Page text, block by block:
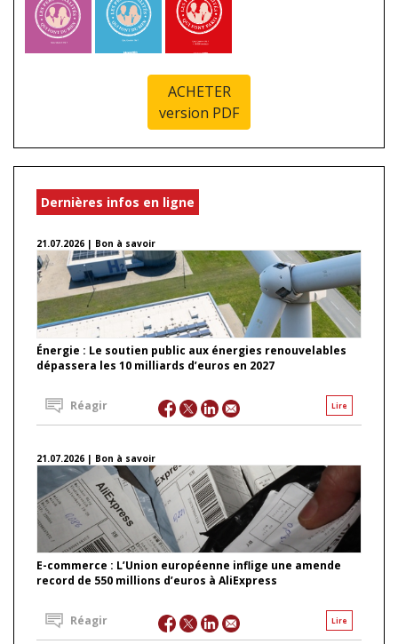
ACHETER
version PDF
Dernières infos en ligne
21.07.2026 | Bon à savoir
Énergie : Le soutien public aux énergies renouvelables
dépassera les 10 milliards d’euros en 2027
Lire
Réagir
21.07.2026 | Bon à savoir
E-commerce : L’Union européenne inflige une amende
record de 550 millions d’euros à AliExpress
Lire
Réagir